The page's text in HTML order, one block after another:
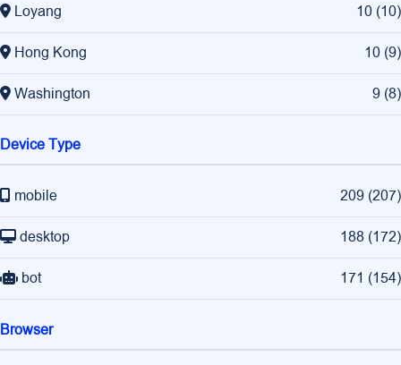
Loyang 10 (10)
Hong Kong 10 (9)
Washington 9 (8)
Device Type
mobile 209 (207)
desktop 188 (172)
bot 171 (154)
Browser